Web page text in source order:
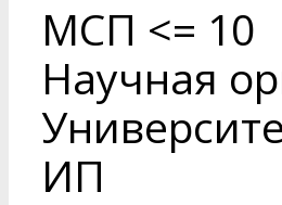
МСП <= 10
Научная
ИП